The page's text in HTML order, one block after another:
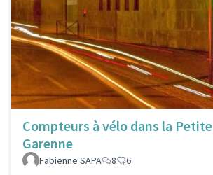
Compteurs à vélo dans la Petite
Garenne
Fabienne SAPA 8 6